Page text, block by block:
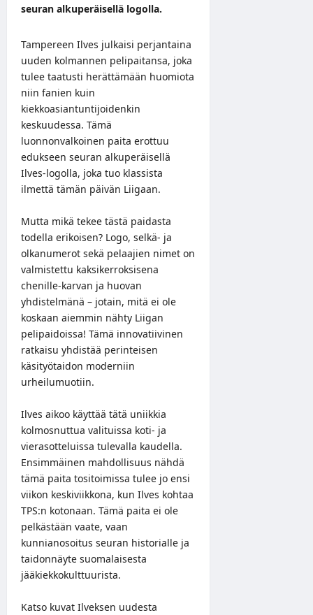
seuran alkuperäisellä logolla.
Tampereen Ilves julkaisi perjantaina
uuden kolmannen pelipaitansa, joka
tulee taatusti herättämään huomiota
niin fanien kuin
kiekkoasiantuntijoidenkin
keskuudessa. Tämä
luonnonvalkoinen paita erottuu
edukseen seuran alkuperäisellä
Ilves-logolla, joka tuo klassista
ilmettä tämän päivän Liigaan.
Mutta mikä tekee tästä paidasta
todella erikoisen? Logo, selkä- ja
olkanumerot sekä pelaajien nimet on
valmistettu kaksikerroksisena
chenille-karvan ja huovan
yhdistelmänä – jotain, mitä ei ole
koskaan aiemmin nähty Liigan
pelipaidoissa! Tämä innovatiivinen
ratkaisu yhdistää perinteisen
käsityötaidon moderniin
urheilumuotiin.
Ilves aikoo käyttää tätä uniikkia
kolmosnuttua valituissa koti- ja
vierasotteluissa tulevalla kaudella.
Ensimmäinen mahdollisuus nähdä
tämä paita tositoimissa tulee jo ensi
viikon keskiviikkona, kun Ilves kohtaa
TPS:n kotonaan. Tämä paita ei ole
pelkästään vaate, vaan
kunnianosoitus seuran historialle ja
taidonnäyte suomalaisesta
jääkiekkokulttuurista.
Katso kuvat Ilveksen uudesta